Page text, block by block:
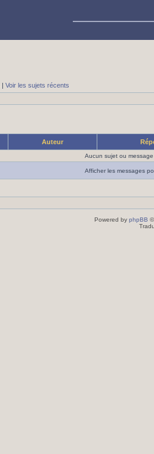
| Voir les sujets récents
Auteur
Aucun sujet ou
Afficher les messages
Powered by phpBB